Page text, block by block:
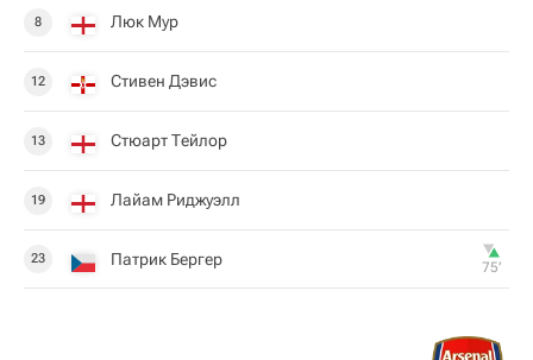
8 Люк Мур
12 Стивен Дэвис
13 Стюарт Тейлор
19 Лайам Риджуэлл
23 Патрик Бергер 75‎’‎